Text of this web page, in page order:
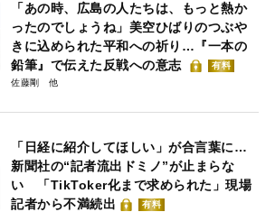
「あの時、広島の人たちは、もっと熱か
ったのでしょうね」美空ひばりのつぶや
きに込められた平和への祈り…『一本の
鉛筆』で伝えた反戦への意志
有料
佐藤剛
「日経に紹介してほしい」が合言葉に…
新聞社の“記者流出ドミノ”が止まらな
い 「TikToker化まで求められた」現場
記者から不満続出
有料